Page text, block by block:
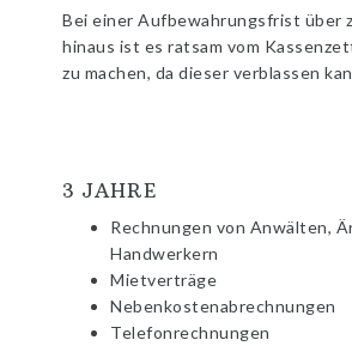
Bei einer Aufbewahrungsfrist über
hinaus ist es ratsam vom
zu machen, da dieser verblassen
3 JAHRE
Rechnungen von Anwälten,
Handwerkern
Mietverträge
Nebenkostenabrechnungen
Telefonrechnungen